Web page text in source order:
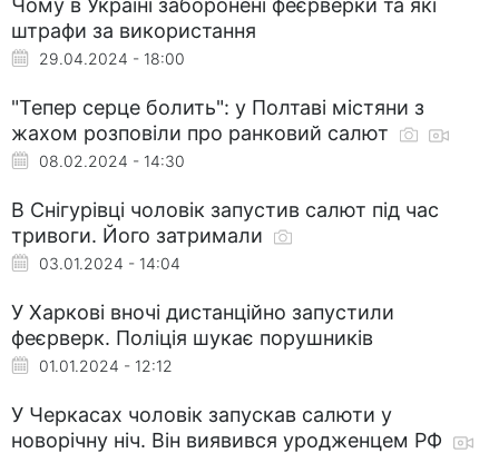
Чому в Україні заборонені феєрверки та які
штрафи за використання
29.04.2024 - 18:00
"Тепер серце болить": у Полтаві містяни з
жахом розповіли про ранковий салют
08.02.2024 - 14:30
В Снігурівці чоловік запустив салют під час
тривоги. Його затримали
03.01.2024 - 14:04
У Харкові вночі дистанційно запустили
феєрверк. Поліція шукає порушників
01.01.2024 - 12:12
У Черкасах чоловік запускав салюти у
новорічну ніч. Він виявився уродженцем РФ